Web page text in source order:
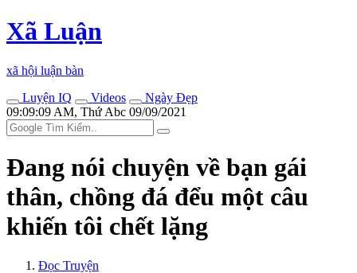
Xã Luận
xã hội luận bàn
Luyện IQ
Videos
Ngày Đẹp
09:09:09 AM, Thứ Abc 09/09/2021
Đang nói chuyện về bạn gái
thân, chồng đá đểu một câu
khiến tôi chết lặng
Đọc Truyện